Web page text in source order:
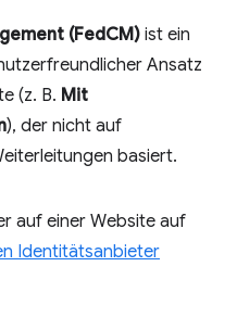
(FedCM) ist ein
Ansatz
(z. B. Mit
), der nicht auf
basiert.
auf einer Website auf
Identitätsanbieter